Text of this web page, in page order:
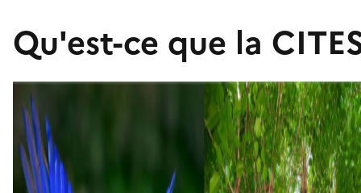
Qu'est-ce que la